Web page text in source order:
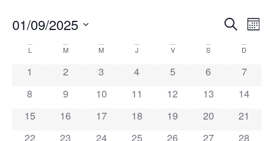
et
de
Mois
01/09/2025
une
date.Calendrier
de
Évènements
L M M J V S D
1 2 3 4 5 6
7
8
9 10 11 12 13
14
15
16 17 18 19 20
21
22
23 24 25 26 27
28